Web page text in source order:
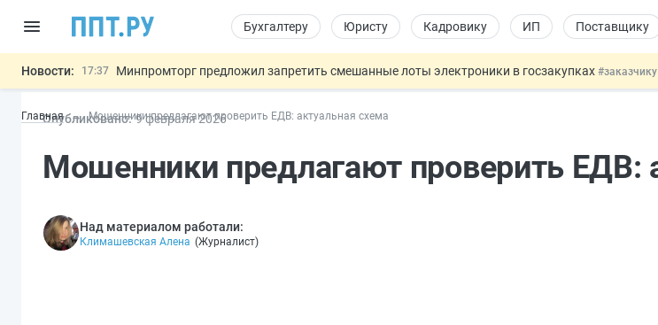
Бухгалтеру Юристу Кадровику ИП Поставщику
Новости: 17:37 Минпромторг предложил запретить смешанные лоты электроники в госзакупках #заказчику
16:30 Возврат денег за риелторские услуги при недействительных сделках: инициатива
13:48
Важно Обеспечительный платёж СПОТ могут заменить банковской гарантией
Главная Мошенники предлагают проверить ЕДВ: актуальная схема
Опубликовано: 9 февраля2026
Мошенники предлагают проверить ЕДВ:
Над материалом работали:
Климашевская Алена (Журналист)